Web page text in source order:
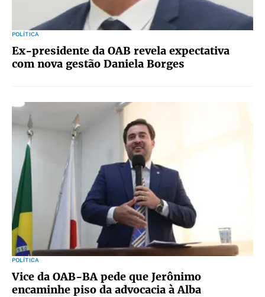
POLÍTICA
Ex-presidente da OAB revela expectativa
com nova gestão Daniela Borges
POLÍTICA
Vice da OAB-BA pede que Jerônimo
encaminhe piso da advocacia à Alba